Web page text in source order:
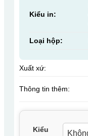
Kiểu in:
Loại hộp:
Xuất xứ:
Thông tin thêm:
Kiểu